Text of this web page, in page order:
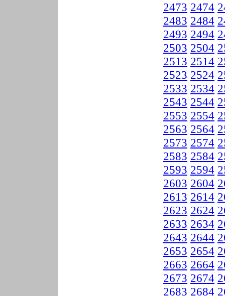
2473 2474
2483 2484
2493 2494
2503 2504
2513 2514
2523 2524
2533 2534
2543 2544
2553 2554
2563 2564
2573 2574
2583 2584
2593 2594
2603 2604
2613 2614
2623 2624
2633 2634
2643 2644
2653 2654
2663 2664
2673 2674
2683 2684